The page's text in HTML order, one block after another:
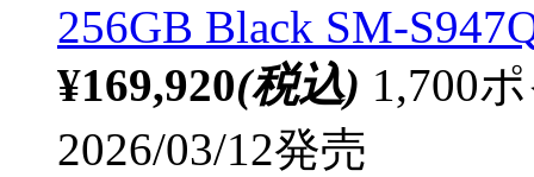
256GB Black SM-
¥169,920(税込) 1,700
2026/03/12発売